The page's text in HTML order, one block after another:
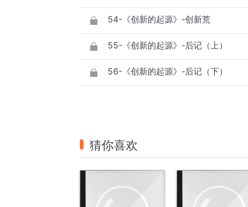
54-《创新的起源》-创新荒
55-《创新的起源》-后记（上）
56-《创新的起源》-后记（下）
猜你喜欢